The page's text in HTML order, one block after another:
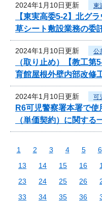
2024年1月10日更新 東
【東実高委5-2】北グ
草シート敷設業務の委
2024年1月10日更新 公
（取り止め）【教工
育館屋根外壁内部改修
2024年1月10日更新 可
R6可児警察署本署で
（単価契約）に関する
1 2 3 4 5 6
13
14 15 16
23
24 25 26
33
34 35 36